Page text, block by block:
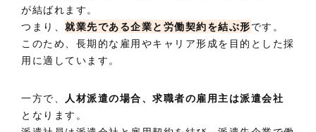
が結ばれます。
つまり、就業先である企業と労働契約を結ぶ形です。
このため、長期的な雇用やキャリア形成を目的とした採
用に適しています。
一方で、
人材派遣の場合、求職者の雇用主は派遣会社
となります。